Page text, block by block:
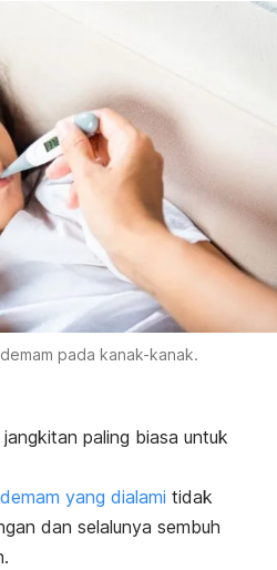
pada kanak-kanak.
paling biasa untuk
demam yang dialami tidak
dan selalunya sembuh